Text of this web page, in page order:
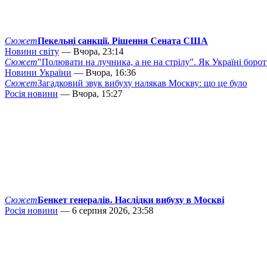
СюжетПекельні санкції. Рішення Сената США
Новини світу — Вчора, 23:14
Сюжет"Полювати на лучника, а не на стрілу". Як Україні
Новини України — Вчора, 16:36
СюжетЗагадковий звук вибуху налякав Москву: що це було
Росія новини — Вчора, 15:27
СюжетБенкет генералів. Наслідки вибуху в Москві
Росія новини — 6 серпня 2026, 23:58